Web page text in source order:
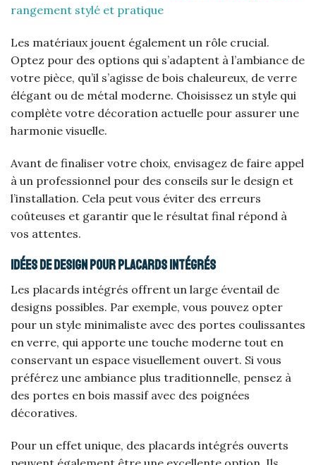
rangement stylé et pratique
Les matériaux jouent également un rôle crucial.
Optez pour des options qui s’adaptent à l’ambiance de
votre pièce, qu’il s’agisse de bois chaleureux, de verre
élégant ou de métal moderne. Choisissez un style qui
complète votre décoration actuelle pour assurer une
harmonie visuelle.
Avant de finaliser votre choix, envisagez de faire appel
à un professionnel pour des conseils sur le design et
l’installation. Cela peut vous éviter des erreurs
coûteuses et garantir que le résultat final répond à
vos attentes.
Idées de design pour placards intégrés
Les placards intégrés offrent un large éventail de
designs possibles. Par exemple, vous pouvez opter
pour un style minimaliste avec des portes coulissantes
en verre, qui apporte une touche moderne tout en
conservant un espace visuellement ouvert. Si vous
préférez une ambiance plus traditionnelle, pensez à
des portes en bois massif avec des poignées
décoratives.
Pour un effet unique, des placards intégrés ouverts